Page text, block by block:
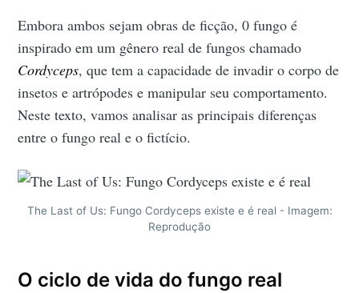
Embora ambos sejam obras de ficção, 0 fungo é
inspirado em um gênero real de fungos chamado
Cordyceps, que tem a capacidade de invadir o corpo de
insetos e artrópodes e manipular seu comportamento.
Neste texto, vamos analisar as principais diferenças
entre o fungo real e o fictício.
The Last of Us: Fungo Cordyceps existe e é real - Imagem:
Reprodução
O ciclo de vida do fungo real